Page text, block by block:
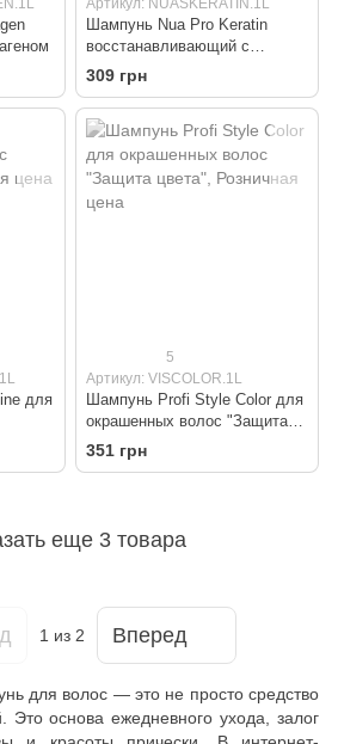
Артикул: NUASKERATIN.1L
Шампунь Nua Pro Keratin
восстанавливающий с
кератином
309 грн
для
5
Артикул: VISCOLOR.1L
Шампунь Profi Style Color для
окрашенных волос "Защита
цвета"
351 грн
еще 3 товара
1 из 2 Вперед
для волос — это не просто средство
основа ежедневного ухода, залог